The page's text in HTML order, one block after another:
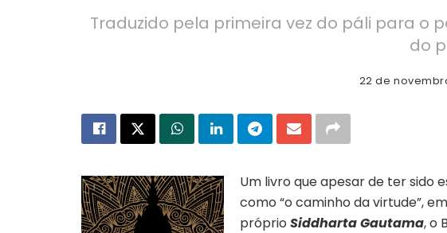
Traduzido pela primeira vez do páli para o
do
22 de
Um livro que apesar de ter sido
como “o caminho da virtude”,
próprio SiddhartaGautama, o